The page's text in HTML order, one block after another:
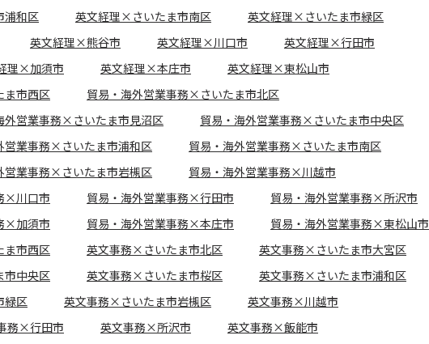
浦和区 英文経理×さいたま市南区
英文経理×さいたま市緑区
英文経理×熊谷市 英文経理×川口市
英文経理×行田市
理×加須市 英文経理×本庄市
英文経理×東松山市
ま市西区
貿易・海外営業事務×さいたま市北区
外営業事務×さいたま市見沼区
貿易・海外営業事務×さいたま市中央区
営業事務×さいたま市浦和区
貿易・海外営業事務×さいたま市南区
営業事務×さいたま市岩槻区
貿易・海外営業事務×川越市
×川口市 貿易・海外営業事務×行田市
貿易・海外営業事務×所沢市
×加須市 貿易・海外営業事務×本庄市
貿易・海外営業事務×東松山市
市西区 英文事務×さいたま市北区
英文事務×さいたま市大宮区
中央区 英文事務×さいたま市桜区
英文事務×さいたま市浦和区
緑区 英文事務×さいたま市岩槻区
英文事務×川越市
務×行田市 英文事務×所沢市
英文事務×飯能市